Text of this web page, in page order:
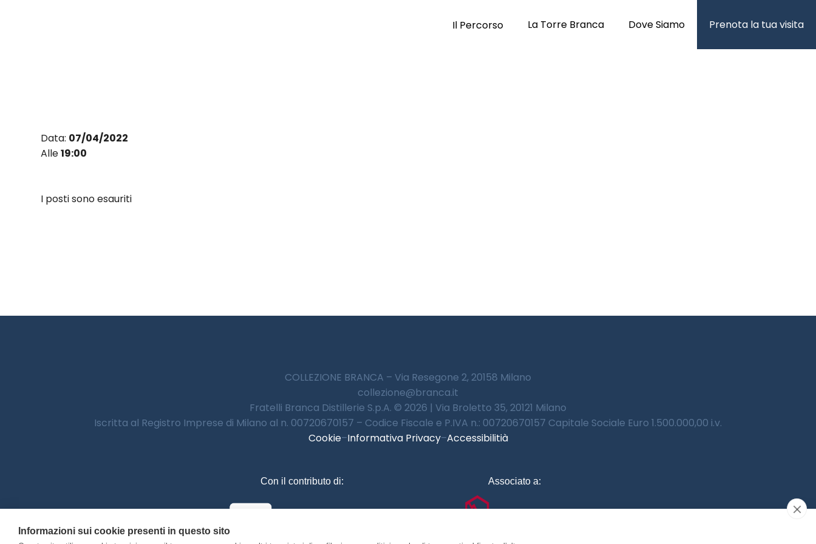
Il Percorso La Torre Branca Dove Siamo Prenota la tua visita
Data: 07/04/2022
Alle19:00
I posti sono esauriti
COLLEZIONE BRANCA – Via Resegone 2, 20158 Milano
collezione@branca.it
Fratelli Branca Distillerie S.p.A. © 2026 | Via Broletto 35, 20121 Milano
Iscritta al Registro Imprese di Milano al n. 00720670157 – Codice Fiscale e P.IVA n.: 00720670157 Capitale Sociale Euro 1.500.000,00 i.v.
Cookie–Informativa Privacy–Accessibilitià
Con il contributo di: Associato a:
Informazioni sui cookie presenti in questo sito